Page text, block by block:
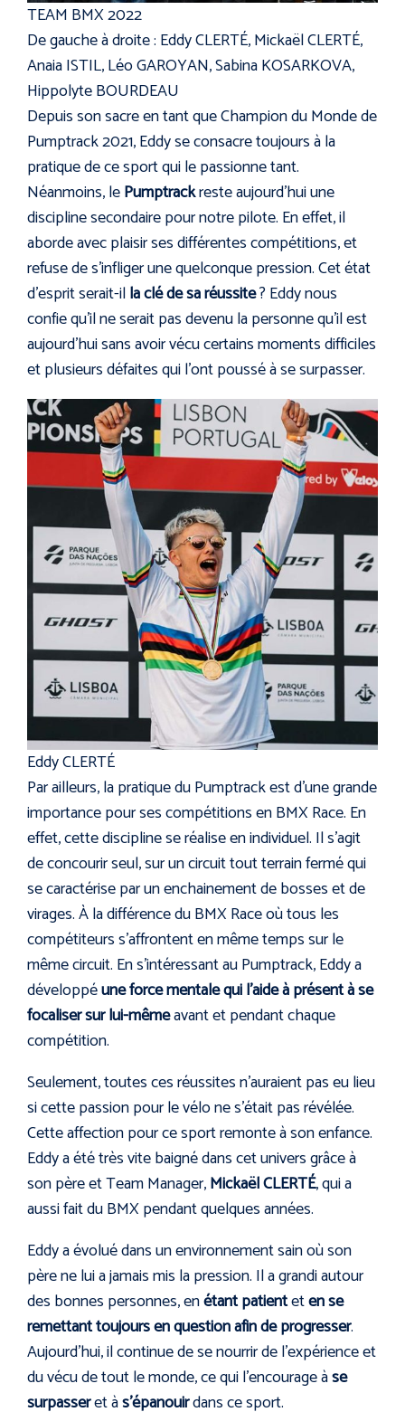
TEAM BMX 2022
De gauche à droite : Eddy CLERTÉ, Mickaël CLERTÉ,
Anaia ISTIL, Léo GAROYAN, Sabina KOSARKOVA,
Hippolyte BOURDEAU
Depuis son sacre en tant que Champion du Monde de
Pumptrack 2021, Eddy se consacre toujours à la
pratique de ce sport qui le passionne tant.
Néanmoins, lePumptrackreste aujourd’hui une
discipline secondaire pour notre pilote. En effet, il
aborde avec plaisir ses différentes compétitions, et
refuse de s’infliger une quelconque pression. Cet état
d’esprit serait-illa clé de sa réussite? Eddy nous
confie qu’il ne serait pas devenu la personne qu’il est
aujourd’hui sans avoir vécu certains moments difficiles
et plusieurs défaites qui l’ont poussé à se surpasser.
Eddy CLERTÉ
Par ailleurs, la pratique du Pumptrack est d’une grande
importance pour ses compétitions en BMX Race. En
effet, cette discipline se réalise en individuel. Il s’agit
de concourir seul, sur un circuit tout terrain fermé qui
se caractérise par un enchainement de bosses et de
virages. À la différence du BMX Race où tous les
compétiteurs s’affrontent en même temps sur le
même circuit. En s’intéressant au Pumptrack, Eddy a
développéune force mentale qui l’aide à présent à se
focaliser sur lui-mêmeavant et pendant chaque
compétition.
Seulement, toutes ces réussites n’auraient pas eu lieu
si cette passion pour le vélo ne s’était pas révélée.
Cette affection pour ce sport remonte à son enfance.
Eddy a été très vite baigné dans cet univers grâce à
son père et Team Manager,Mickaël CLERTÉ, qui a
aussi fait du BMX pendant quelques années.
Eddy a évolué dans un environnement sain où son
père ne lui a jamais mis la pression. Il a grandi autour
des bonnes personnes, enétant patienteten se
remettant toujours en question afin de progresser.
Aujourd’hui, il continue de se nourrir de l’expérience et
du vécu de tout le monde, ce qui l’encourage àse
surpasseret às’épanouirdans ce sport.